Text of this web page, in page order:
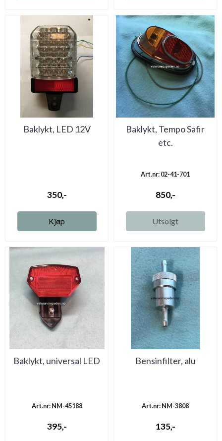
Baklykt, LED 12V
350,-
Kjøp
Baklykt, Tempo Safir
etc.
Art.nr: 02-41-701
850,-
Utsolgt
Baklykt, universal LED
Art.nr: NM-45188
395,-
Bensinfilter, alu
Art.nr: NM-3808
135,-